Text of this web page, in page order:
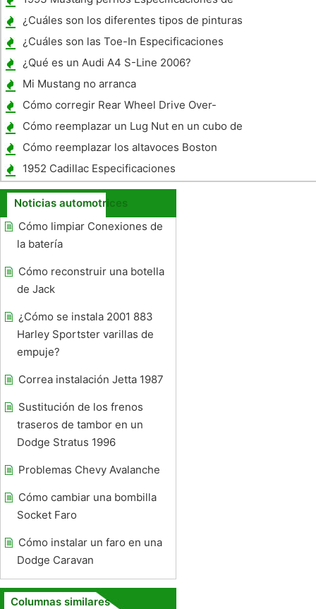
torque
¿Cuáles son los diferentes tipos de pinturas
de automóvil?
¿Cuáles son las Toe-In Especificaciones
sobre una Dodge Ram?
¿Qué es un Audi A4 S-Line 2006?
Mi Mustang no arranca
Cómo corregir Rear Wheel Drive Over-
Steer Problemas
Cómo reemplazar un Lug Nut en un cubo de
la rueda Auto
Cómo reemplazar los altavoces Boston
Acoustic en un Chrysler Sebring 2007
1952 Cadillac Especificaciones
Noticias automotrices
Cómo limpiar Conexiones de
la batería
Cómo reconstruir una botella
de Jack
¿Cómo se instala 2001 883
Harley Sportster varillas de
empuje?
Correa instalación Jetta 1987
Sustitución de los frenos
traseros de tambor en un
Dodge Stratus 1996
Problemas Chevy Avalanche
Cómo cambiar una bombilla
Socket Faro
Cómo instalar un faro en una
Dodge Caravan
Columnas similares